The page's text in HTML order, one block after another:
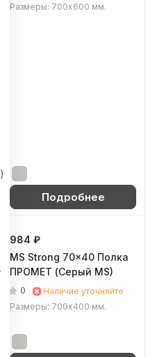
)
Размеры: 700х600 мм.
Подробнее
984 ₽
MS Strong 70x40 Полка
ПРОМЕТ (Серый MS)
0
Наличие уточняйте
Размеры: 700х400 мм.